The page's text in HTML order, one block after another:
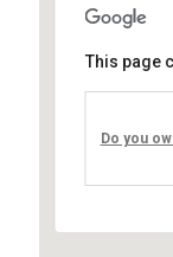
Fő
This page
Do you